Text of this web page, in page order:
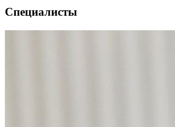
Специалисты